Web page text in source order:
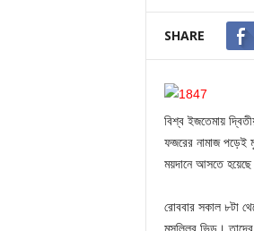
SHARE
বিশ্ব ইজতেমায়
ফজরের নামাজ পড়েই
ময়দানে আসতে হয়েছে
রোববার সকাল ৮টা